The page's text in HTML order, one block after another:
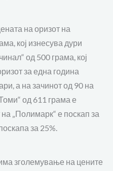
на оризот на
кој изнесува дури
од 500 грама, кој
за една година
а на зачинотод 90 на
од 611 грама е
„Полимарк“ е поскап за
за 25%
зголемување на цените